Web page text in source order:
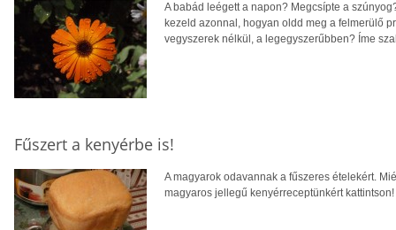
A babád leégett a napon? Megcsípte a
kezeld azonnal, hogyan oldd meg a felmerülő
vegyszerek nélkül, a legegyszerűbben? Íme
Fűszert a kenyérbe is!
A magyarok odavannak a fűszeres ételekért.
magyaros jellegű kenyérreceptünkért kattintson!